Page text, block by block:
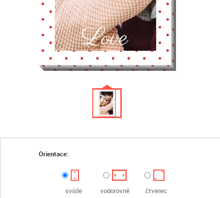
Orientace:
svisle vodorovně čtverec